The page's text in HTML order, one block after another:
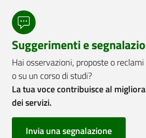
Suggerimenti e
Hai osservazioni, proposte o
o su un corso di studi?
La tua voce contribuisce al
dei servizi.
Invia una segnalazione